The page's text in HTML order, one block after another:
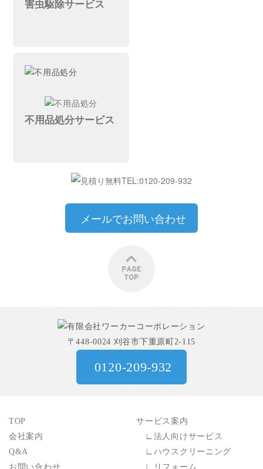
害虫駆除サービス
不用品処分サービス
メールでお問い合わせ
〒448-0024 刈谷市下重原町2-115
0120-209-932
TOP
会社案内
Q&A
お問い合わせ
サービス案内
∟ 法人向けサービス
∟ ハウスクリーニング
∟
リフォーム